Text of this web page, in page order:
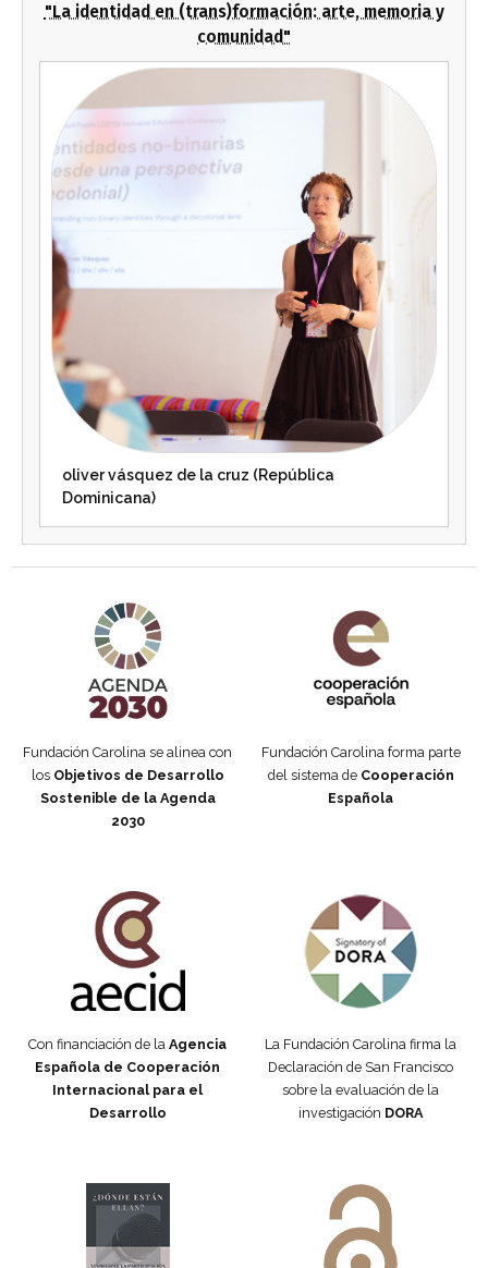
"La identidad en (trans)formación: arte, memoria y
comunidad"
oliver vásquez de la cruz (República
Dominicana)
Fundación Carolina se alinea con
los Objetivos de Desarrollo
Sostenible de la Agenda
2030
Fundación Carolina forma parte
del sistema de Cooperación
Española
Con financiación de la Agencia
Española de Cooperación
Internacional para el
Desarrollo
La Fundación Carolina firma la
Declaración de San Francisco
sobre la evaluación de la
investigación DORA